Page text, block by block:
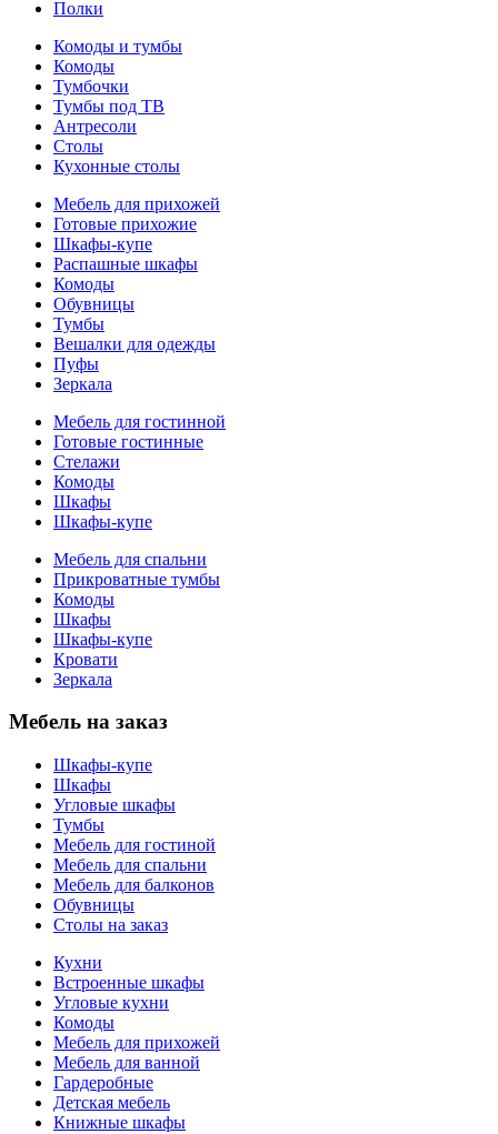
Полки
Комоды и тумбы
Комоды
Тумбочки
Тумбы под ТВ
Антресоли
Столы
Кухонные столы
Мебель для прихожей
Готовые прихожие
Шкафы-купе
Распашные шкафы
Комоды
Обувницы
Тумбы
Вешалки для одежды
Пуфы
Зеркала
Мебель для гостинной
Готовые гостинные
Стелажи
Комоды
Шкафы
Шкафы-купе
Мебель для спальни
Прикроватные тумбы
Комоды
Шкафы
Шкафы-купе
Кровати
Зеркала
Мебель на заказ
Шкафы-купе
Шкафы
Угловые шкафы
Тумбы
Мебель для гостиной
Мебель для спальни
Мебель для балконов
Обувницы
Столы на заказ
Кухни
Встроенные шкафы
Угловые кухни
Комоды
Мебель для прихожей
Мебель для ванной
Гардеробные
Детская мебель
Книжные шкафы